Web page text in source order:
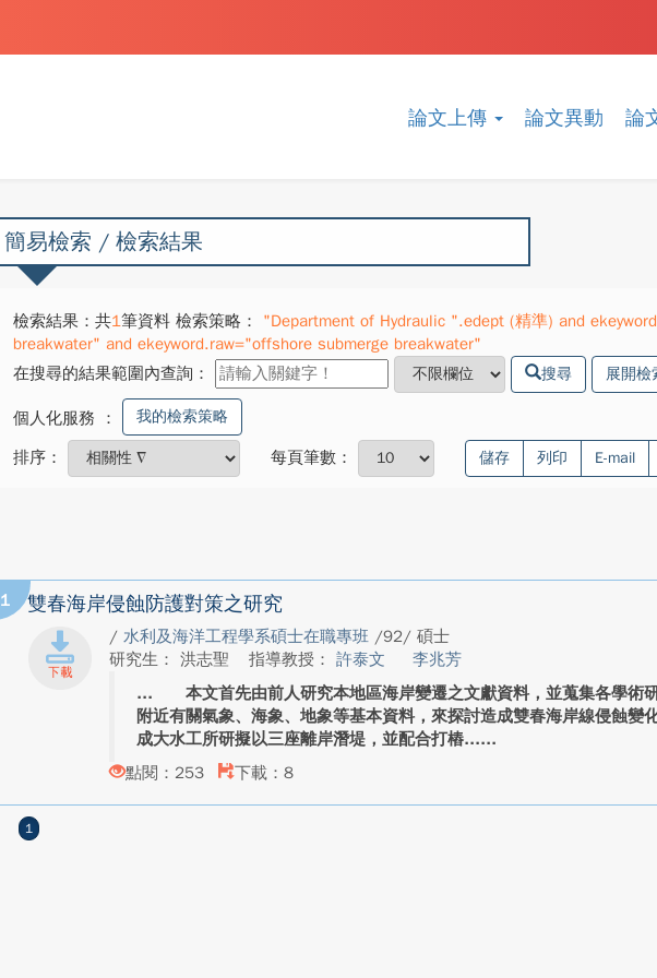
論文上傳 論文異動 論
簡易檢索 / 檢索結果
檢索結果：共1筆資料 檢索策略：
"Department of Hydraulic ".edept (精準) and
breakwater" and ekeyword.raw="offshore submerge breakwater"
在搜尋的結果範圍內查詢：
搜尋 展開檢
個人化服務 ： 我的檢索策略
排序： 每頁筆數： 儲存 列印 E-mail
1 雙春海岸侵蝕防護對策之研究
/ 水利及海洋工程學系碩士在職專班 /92/ 碩士
研究生： 洪志聖
指導教授： 許泰文
李兆芳
本文首先由前人研究本地區海岸變遷之文獻資料，並蒐集各學術
附近有關氣象、海象、地象等基本資料，來探討造成雙春海岸線侵蝕變
成大水工所研擬以三座離岸潛堤，並配合打樁...
點閱：253
下載：8
1